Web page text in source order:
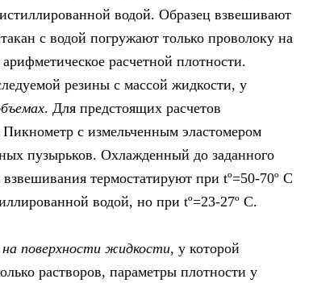
водой. Образец взвешивают
с водой погружают только проволоку на
расчетной плотности.
резины с массой жидкости, у
. Для предстоящих расчетов
Пикнометр с измельченным эластомером
пузырьков. Охлажденный до заданного
термостатируют при tº=50-70º C
водой, но при tº=23-27º C.
поверхности жидкости, у которой
растворов, параметры плотности у